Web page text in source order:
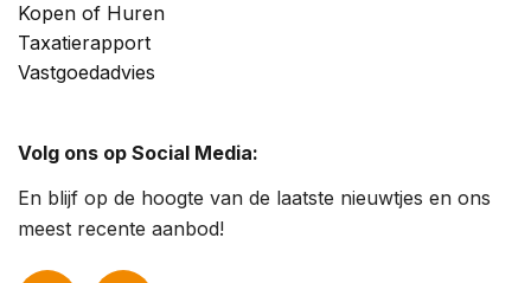
Kopen of Huren
Taxatierapport
Vastgoedadvies
Volg ons op Social Media:
En blijf op de hoogte van de laatste nieuwtjes en ons
meest recente aanbod!